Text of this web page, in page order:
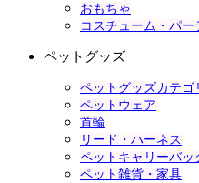
おもちゃ
コスチューム・パー
ペットグッズ
ペットグッズカテゴ
ペットウェア
首輪
リード・ハーネス
ペットキャリーバッ
ペット雑貨・家具